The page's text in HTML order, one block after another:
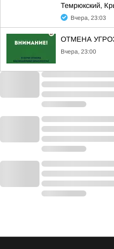
Темрюкский,
Вчера, 23:03
ОТМЕНА
Вчера, 23:00